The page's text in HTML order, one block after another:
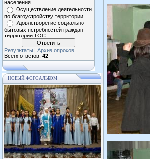
населения
Осуществление деятельности
по благоустройству территории
Удовлетворение социально-
бытовых потребностей граждан
территории ТОС
Результаты | Архив опросов
Всего ответов: 42
НОВЫЙ ФОТОАЛЬБОМ